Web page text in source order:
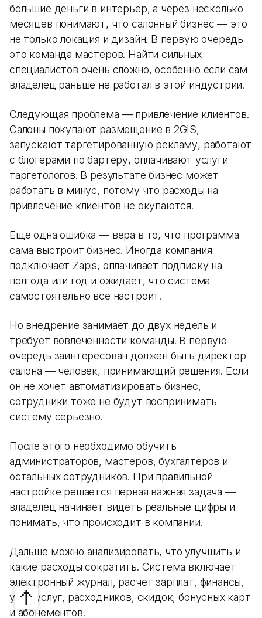
большие деньги в интерьер, а через несколько
месяцев понимают, что салонный бизнес — это
не только локация и дизайн. В первую очередь
это команда мастеров. Найти сильных
специалистов очень сложно, особенно если сам
владелец раньше не работал в этой индустрии.
Следующая проблема — привлечение клиентов.
Салоны покупают размещение в 2GIS,
запускают таргетированную рекламу, работают
с блогерами по бартеру, оплачивают услуги
таргетологов. В результате бизнес может
работать в минус, потому что расходы на
привлечение клиентов не окупаются.
Еще одна ошибка — вера в то, что программа
сама выстроит бизнес. Иногда компания
подключает Zapis, оплачивает подписку на
полгода или год и ожидает, что система
самостоятельно все настроит.
Но внедрение занимает до двух недель и
требует вовлеченности команды. В первую
очередь заинтересован должен быть директор
салона — человек, принимающий решения. Если
он не хочет автоматизировать бизнес,
сотрудники тоже не будут воспринимать
систему серьезно.
После этого необходимо обучить
администраторов, мастеров, бухгалтеров и
остальных сотрудников. При правильной
настройке решается первая важная задача —
владелец начинает видеть реальные цифры и
понимать, что происходит в компании.
Дальше можно анализировать, что улучшить и
какие расходы сократить. Система включает
электронный журнал, расчет зарплат, финансы,
учет услуг, расходников, скидок, бонусных карт
и абонементов.